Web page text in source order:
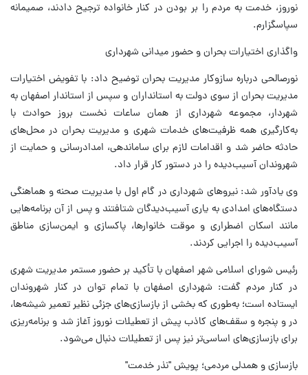
نوروز، خدمت به مردم را بر بودن در کنار خانواده ترجیح دادند، صمیمانه
سپاسگزارم.
واگذاری اختیارات بحران و حضور میدانی شهرداری
نورصالحی درباره سازوکار مدیریت بحران توضیح داد: با تفویض اختیارات
مدیریت بحران از سوی دولت به استانداران و سپس از استاندار اصفهان به
شهردار، مجموعه شهرداری از همان ساعات نخست بروز حوادث با
به‌کارگیری همه ظرفیت‌های خدمات شهری و مدیریت بحران در محل‌های
حادثه حاضر شد و اقدامات لازم برای ساماندهی، امدادرسانی و حمایت از
شهروندان آسیب‌دیده را در دستور کار قرار داد.
وی یادآور شد: نیروهای شهرداری در گام اول با مدیریت صحنه و هماهنگی
دستگاه‌های امدادی به یاری آسیب‌دیدگان شتافتند و پس از آن برنامه‌هایی
مانند اسکان اضطراری و موقت خانوارها، پاکسازی و ایمن‌سازی مناطق
آسیب‌دیده را اجرایی کردند.
رئیس شورای اسلامی شهر اصفهان با تأکید بر حضور مستمر مدیریت شهری
در کنار مردم گفت: شهرداری اصفهان با تمام توان در کنار شهروندان
ایستاده است؛ به‌طوری که بخشی از بازسازی‌های جزئی نظیر تعمیر شیشه‌ها،
در و پنجره و سقف‌های کاذب پیش از تعطیلات نوروز آغاز شد و برنامه‌ریزی
برای بازسازی‌های اساسی‌تر نیز پس از تعطیلات دنبال می‌شود.
بازسازی و همدلی مردمی؛ پویش "نذر خدمت"